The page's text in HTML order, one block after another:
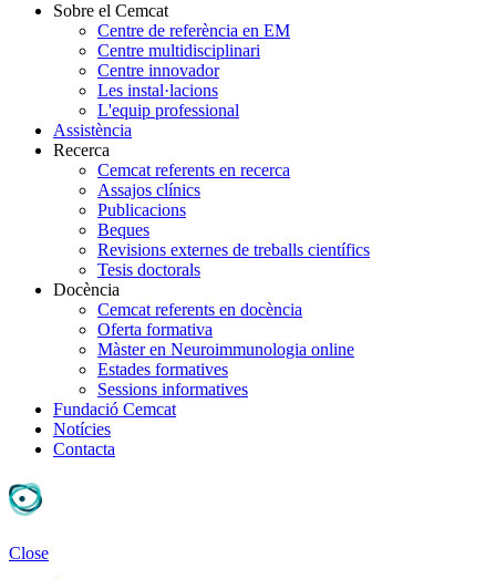
Sobre el Cemcat
Centre de referència en EM
Centre multidisciplinari
Centre innovador
Les instal·lacions
L'equip professional
Assistència
Recerca
Cemcat referents en recerca
Assajos clínics
Publicacions
Beques
Revisions externes de treballs científics
Tesis doctorals
Docència
Cemcat referents en docència
Oferta formativa
Màster en Neuroimmunologia online
Estades formatives
Sessions informatives
Fundació Cemcat
Notícies
Contacta
Close